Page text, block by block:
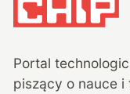
Portal
piszący o nauce